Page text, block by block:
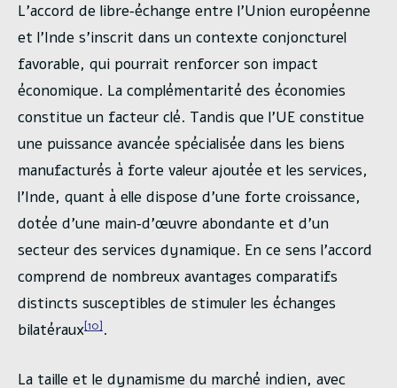
L’accord de libre‑échange entre l’Union européenne
et l’Inde s’inscrit dans un contexte conjoncturel
favorable, qui pourrait renforcer son impact
économique. La complémentarité des économies
constitue un facteur clé. Tandis que l’UE constitue
une puissance avancée spécialisée dans les biens
manufacturés à forte valeur ajoutée et les services,
l’Inde, quant à elle dispose d’une forte croissance,
dotée d’une main‑d’œuvre abondante et d’un
secteur des services dynamique. En ce sens l’accord
comprend de nombreux avantages comparatifs
distincts susceptibles de stimuler les échanges
bilatéraux[10].
La taille et le dynamisme du marché indien, avec